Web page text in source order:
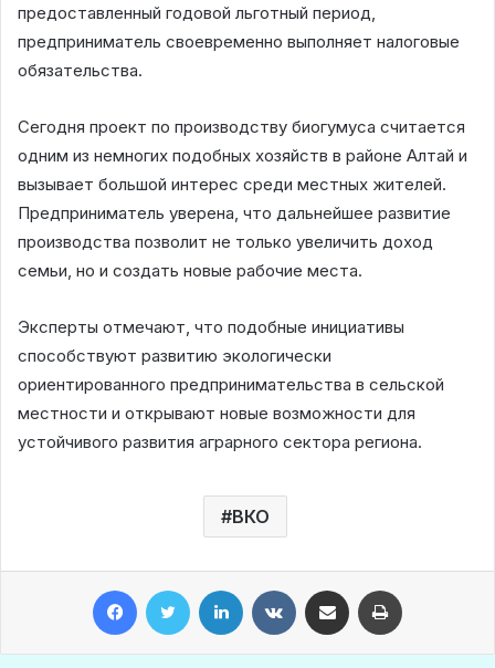
предоставленный годовой льготный период,
предприниматель своевременно выполняет налоговые
обязательства.
Сегодня проект по производству биогумуса считается
одним из немногих подобных хозяйств в районе Алтай и
вызывает большой интерес среди местных жителей.
Предприниматель уверена, что дальнейшее развитие
производства позволит не только увеличить доход
семьи, но и создать новые рабочие места.
Эксперты отмечают, что подобные инициативы
способствуют развитию экологически
ориентированного предпринимательства в сельской
местности и открывают новые возможности для
устойчивого развития аграрного сектора региона.
ВКО